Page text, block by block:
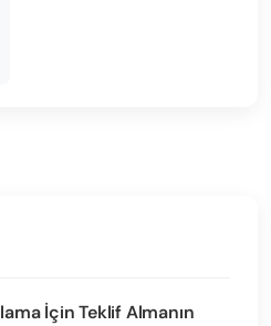
İçin Teklif Almanın